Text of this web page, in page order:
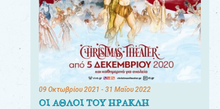
09 Οκτωβρίου 2021 - 31 Μαΐου 2022
ΟΙ ΑΘΛΟΙ ΤΟΥ ΗΡΑΚΛΗ